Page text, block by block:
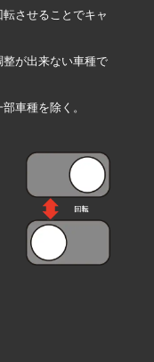
させることでキャ
が出来ない車種で
車種を除く。